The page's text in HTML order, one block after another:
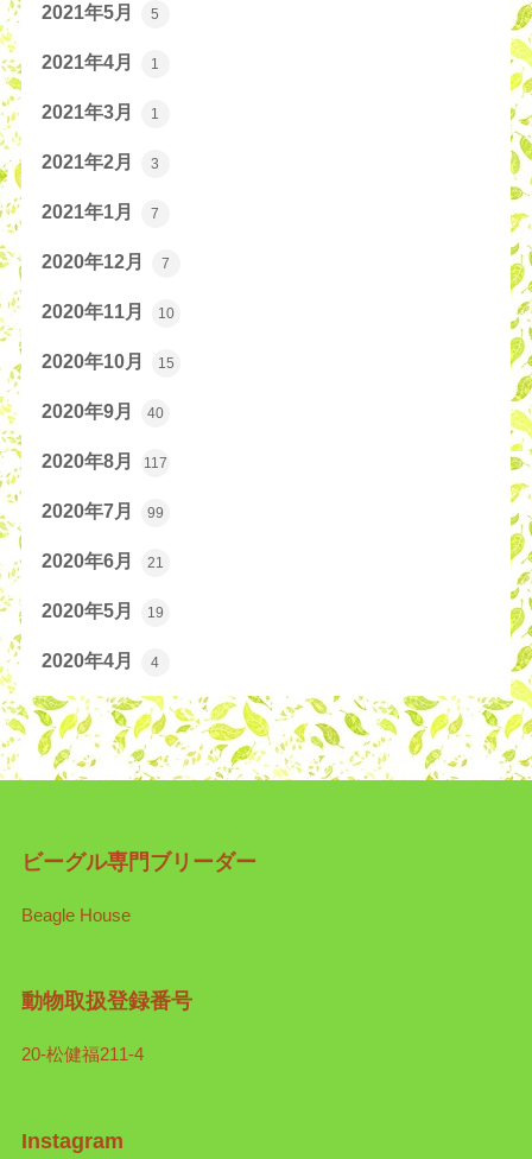
2021年5月 5
2021年4月 1
2021年3月 1
2021年2月 3
2021年1月 7
2020年12月 7
2020年11月 10
2020年10月 15
2020年9月 40
2020年8月 117
2020年7月 99
2020年6月 21
2020年5月 19
2020年4月 4
ビーグル専門ブリーダー
Beagle House
動物取扱登録番号
20-松健福211-4
Instagram